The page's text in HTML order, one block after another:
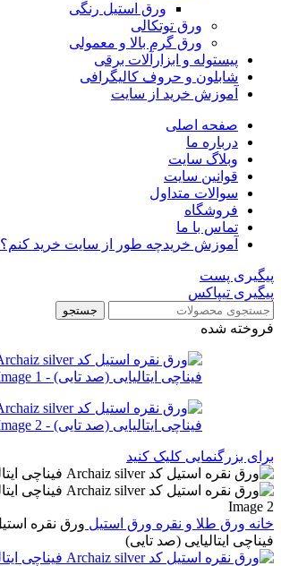
ورق استیل رنگی
ورق توتکالی
ورق گرم بالا و معمولی
پیستوله و ابزارآلات برقی
شابلون و حروف کالیگرافی
آموزش خرید از سایت
صفحه اصلی
درباره ما
وبلاگ سایت
قوانین سایت
سوالات متداول
فروشگاه
تماس با ما
آموزش خریدچه طور از سایت خرید کنم؟
پیگیری پست
پیگیری تیپاکس
جستجو
فروخته شده
برای بزرگنمایی کلیک کنید
خانه ورق طلا و نقره ورق استیل
فیناچی ایتالیایی (صد تایی)